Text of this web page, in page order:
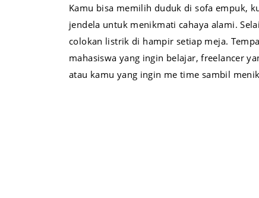
Kamu bisa memilih duduk di sofa empuk,
jendela untuk menikmati cahaya alami.
colokan listrik di hampir setiap meja.
mahasiswa yang ingin belajar, freelancer
atau kamu yang ingin me time sambil